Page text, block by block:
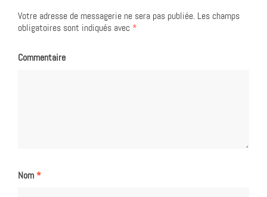
Votre adresse de messagerie ne sera pas publiée. Les champs
obligatoires sont indiqués avec *
Commentaire
Nom*